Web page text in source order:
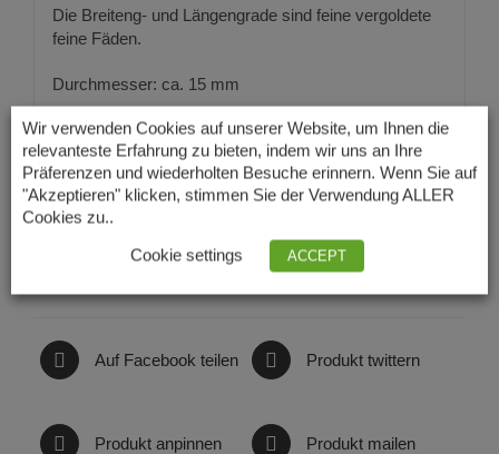
Die Breiteng- und Längengrade sind feine vergoldete
feine Fäden.
Durchmesser: ca. 15 mm
Länge: ca. 30 mm
Zu den Ohrringen gibt es auch den passenden
Anhänger in unserem Shop.
Auf Facebook teilen Produkt twittern
Produkt anpinnen Produkt mailen
Wir verwenden Cookies auf unserer Website, um Ihnen die
relevanteste Erfahrung zu bieten, indem wir uns an Ihre
Präferenzen und wiederholten Besuche erinnern. Wenn Sie auf
"Akzeptieren" klicken, stimmen Sie der Verwendung ALLER
Cookies zu..
Cookie settings ACCEPT